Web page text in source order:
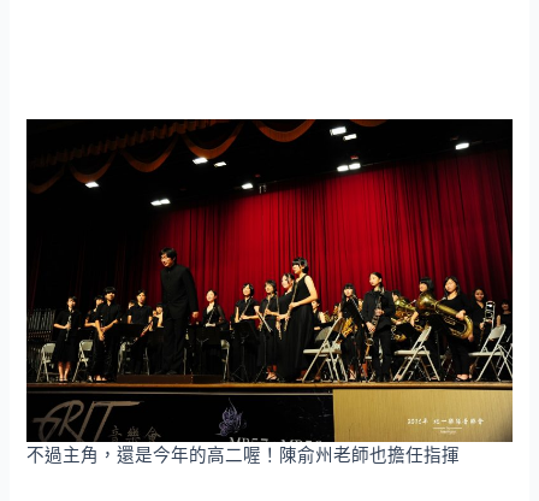
不過主角，還是今年的高二喔！陳俞州老師也擔任指揮